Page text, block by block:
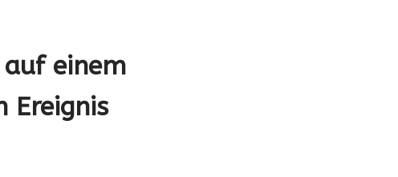
einem
Ereignis